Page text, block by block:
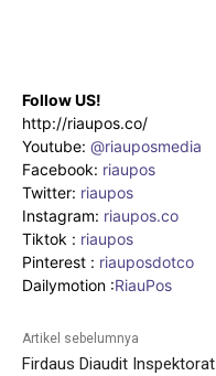
Follow US!
http://riaupos.co/
Youtube: @riauposmedia
Facebook: riaupos
Twitter: riaupos
Instagram: riaupos.co
Tiktok : riaupos
Pinterest : riauposdotco
Dailymotion :RiauPos
Artikel sebelumnya
Firdaus Diaudit Inspektorat